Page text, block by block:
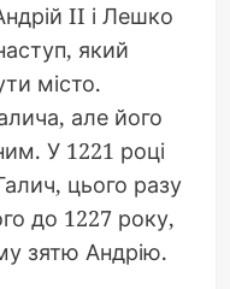
II і Лешко
який
місто.
але його
У 1221 році
цього разу
до 1227 року,
зятю Андрію.